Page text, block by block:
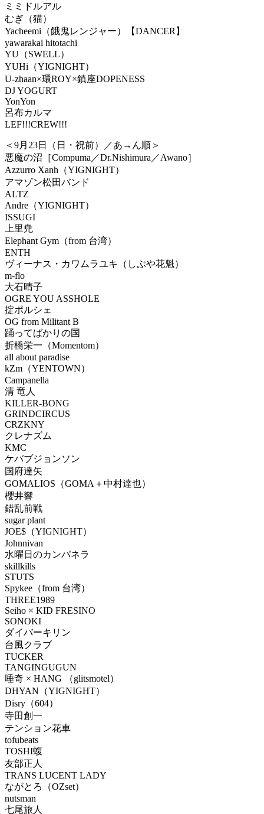
ミミドルアル
むぎ（猫）
Yacheemi（餓鬼レンジャー）【DANCER】
yawarakai hitotachi
YU（SWELL）
YUHi（YIGNIGHT）
U-zhaan×環ROY×鎮座DOPENESS
DJ YOGURT
YonYon
呂布カルマ
LEF!!!CREW!!!
＜9月23日（日・祝前）／あ→ん順＞
悪魔の沼［Compuma／Dr.Nishimura／Awano］
Azzurro Xanh（YIGNIGHT）
アマゾン松田バンド
ALTZ
Andre（YIGNIGHT）
ISSUGI
上里尭
Elephant Gym（from 台湾）
ENTH
ヴィーナス・カワムラユキ（しぶや花魁）
m-flo
大石晴子
OGRE YOU ASSHOLE
掟ポルシェ
OG from Militant B
踊ってばかりの国
折橋栄一（Momentom）
all about paradise
kZm（YENTOWN）
Campanella
清 竜人
KILLER-BONG
GRINDCIRCUS
CRZKNY
クレナズム
KMC
ケバブジョンソン
国府達矢
GOMALIOS（GOMA＋中村達也）
櫻井響
錯乱前戦
sugar plant
JOE$（YIGNIGHT）
Johnnivan
水曜日のカンパネラ
skillkills
STUTS
Spykee（from 台湾）
THREE1989
Seiho × KID FRESINO
SONOKI
ダイバーキリン
台風クラブ
TUCKER
TANGINGUGUN
唾奇 × HANG （glitsmotel）
DHYAN（YIGNIGHT）
Disry（604）
寺田創一
テンション花車
tofubeats
TOSHI蝮
友部正人
TRANS LUCENT LADY
ながとろ（OZset）
nutsman
七尾旅人